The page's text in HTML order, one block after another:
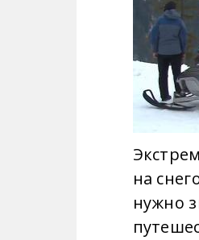
на
нужно